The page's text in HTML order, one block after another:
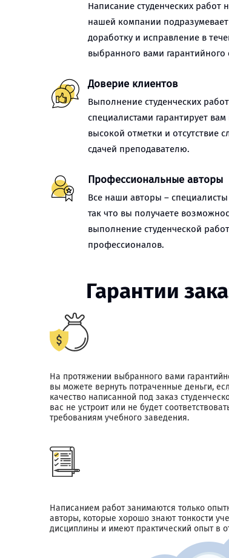
Написание студенческих работ
нашей компании
доработку и исправление в
выбранного вами гарантийного
Доверие клиентов
Выполнение студенческих
специалистами гарантирует
высокой отметки и отсутствие
сдачей преподавателю.
Профессиональные авторы
Все наши авторы – специалисты
так что вы получаете
выполнение студенческой
профессионалов.
Гарантии
На протяжении выбранного вами
вы можете вернуть потраченные деньги,
качество написанной под заказ
вас не устроит или не будет
требованиям учебного заведения.
Написанием работ занимаются только
авторы, которые хорошо знают тонкости
дисциплины и имеют практический опыт в